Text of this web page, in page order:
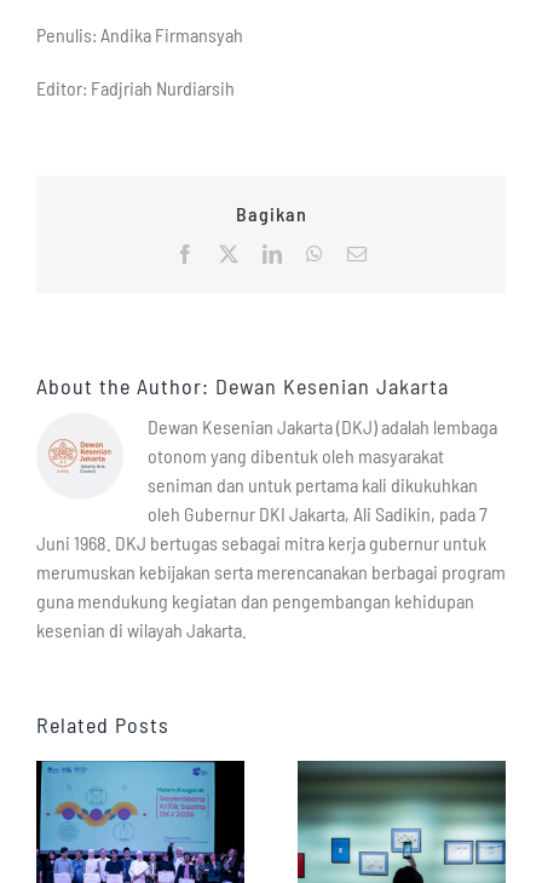
Penulis: Andika Firmansyah
Editor: Fadjriah Nurdiarsih
Bagikan
Facebook LinkedInWhatsApp
Email
About the Author: Dewan Kesenian Jakarta
Dewan Kesenian Jakarta (DKJ) adalah lembaga
otonom yang dibentuk oleh masyarakat
seniman dan untuk pertama kali dikukuhkan
oleh Gubernur DKI Jakarta, Ali Sadikin, pada 7
Juni 1968. DKJ bertugas sebagai mitra kerja gubernur untuk
merumuskan kebijakan serta merencanakan berbagai program
guna mendukung kegiatan dan pengembangan kehidupan
kesenian di wilayah Jakarta.
Related Posts